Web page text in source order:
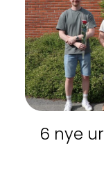
6 nye